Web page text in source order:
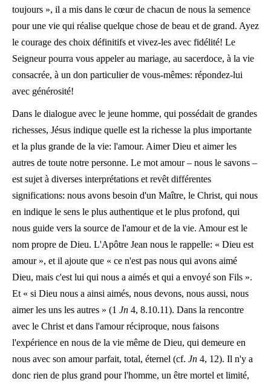
toujours », il a mis dans le cœur de chacun de nous la semence
pour une vie qui réalise quelque chose de beau et de grand. Ayez
le courage des choix définitifs et vivez-les avec fidélité! Le
Seigneur pourra vous appeler au mariage, au sacerdoce, à la vie
consacrée, à un don particulier de vous-mêmes: répondez-lui
avec générosité!
Dans le dialogue avec le jeune homme, qui possédait de grandes
richesses, Jésus indique quelle est la richesse la plus importante
et la plus grande de la vie: l'amour. Aimer Dieu et aimer les
autres de toute notre personne. Le mot amour – nous le savons –
est sujet à diverses interprétations et revêt différentes
significations: nous avons besoin d'un Maître, le Christ, qui nous
en indique le sens le plus authentique et le plus profond, qui
nous guide vers la source de l'amour et de la vie. Amour est le
nom propre de Dieu. L'Apôtre Jean nous le rappelle: « Dieu est
amour », et il ajoute que « ce n'est pas nous qui avons aimé
Dieu, mais c'est lui qui nous a aimés et qui a envoyé son Fils ».
Et « si Dieu nous a ainsi aimés, nous devons, nous aussi, nous
aimer les uns les autres » (1 Jn 4, 8.10.11). Dans la rencontre
avec le Christ et dans l'amour réciproque, nous faisons
l'expérience en nous de la vie même de Dieu, qui demeure en
nous avec son amour parfait, total, éternel (cf. Jn 4, 12). Il n'y a
donc rien de plus grand pour l'homme, un être mortel et limité,